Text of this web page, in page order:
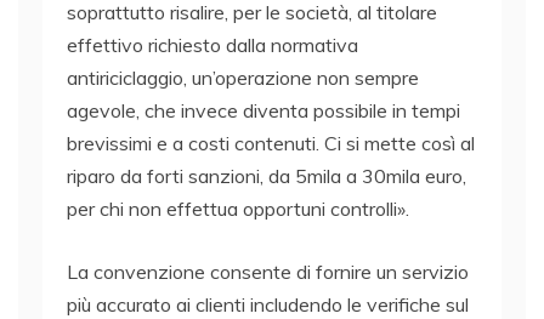
soprattutto risalire, per le società, al titolare
effettivo richiesto dalla normativa
antiriciclaggio, un’operazione non sempre
agevole, che invece diventa possibile in tempi
brevissimi e a costi contenuti. Ci si mette così al
riparo da forti sanzioni, da 5mila a 30mila euro,
per chi non effettua opportuni controlli».
La convenzione consente di fornire un servizio
più accurato ai clienti includendo le verifiche sul